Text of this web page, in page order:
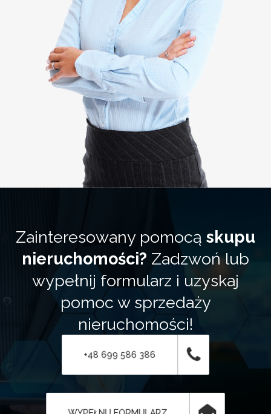
Zainteresowany pomocą skupu
nieruchomości? Zadzwoń lub
wypełnij formularz i uzyskaj
pomoc w sprzedaży
nieruchomości!
+48 699 586 386